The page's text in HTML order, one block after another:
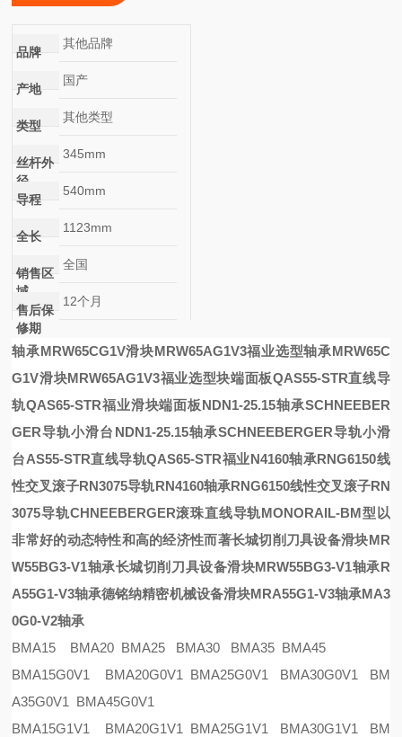
品牌
其他品牌
产地
国产
类型
其他类型
丝杆外
径
345mm
导程
540mm
全长
1123mm
销售区
域
全国
售后保
修期
12个月
轴承MRW65CG1V滑块MRW65AG1V3福业选型轴承MRW65C
G1V滑块MRW65AG1V3福业选型块端面板QAS55-STR直线导
轨QAS65-STR福业滑块端面板NDN1-25.15轴承SCHNEEBER
GER导轨小滑台 NDN1-25.15轴承SCHNEEBERGER导轨小滑
台AS55-STR直线导轨QAS65-STR福业N4160轴承RNG6150线
性交叉滚子RN3075导轨RN4160轴承RNG6150线性交叉滚子RN
3075导轨CHNEEBERGER滚珠直线导轨MONORAIL-BM型以
非常好的动态特性和高的经济性而著长城切削刀具设备滑块MR
W55BG3-V1轴承长城切削刀具设备滑块MRW55BG3-V1轴承R
A55G1-V3轴承德铭纳精密机械设备滑块MRA55G1-V3轴承MA3
0G0-V2轴承
BMA15 BMA20 BMA25 BMA30 BMA35 BMA45
BMA15G0V1 BMA20G0V1 BMA25G0V1 BMA30G0V1 BM
A35G0V1 BMA45G0V1
BMA15G1V1 BMA20G1V1 BMA25G1V1 BMA30G1V1 BM